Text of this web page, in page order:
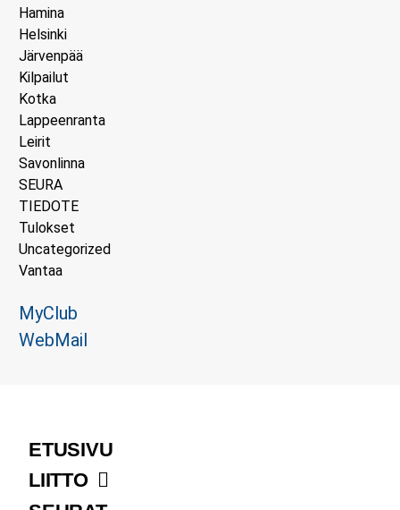
Hamina
Helsinki
Järvenpää
Kilpailut
Kotka
Lappeenranta
Leirit
Savonlinna
SEURA
TIEDOTE
Tulokset
Uncategorized
Vantaa
MyClub
WebMail
ETUSIVU
LIITTO